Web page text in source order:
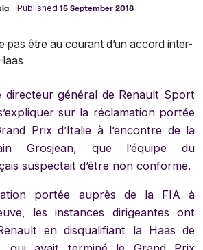
Published 15 September 2018
général de Renault Sport
sur la réclamation portée
Prix d’Italie à l’encontre de la
Grosjean, que l’équipe du
suspectait d’être non conforme.
portée auprès de la FIA à
les instances dirigeantes ont
en disqualifiant la Haas de